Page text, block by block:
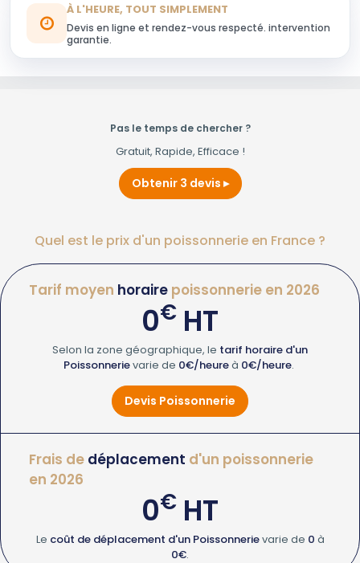
À L'HEURE, TOUT SIMPLEMENT
Devis en ligne et rendez-vous respecté. intervention
garantie.
Pas le temps de chercher ?
Gratuit, Rapide, Efficace !
Obtenir 3 devis
Quel est le prix d'un poissonnerie en France ?
Tarif moyen horaire poissonnerie en 2026
0€ HT
Selon la zone géographique, le tarif horaire d'un
Poissonnerievarie de 0€/heureà 0€/heure.
Devis Poissonnerie
Frais de déplacement d'un poissonnerie
en 2026
0€ HT
Le coût de déplacement d'un Poissonnerievarie de 0 à
0€.